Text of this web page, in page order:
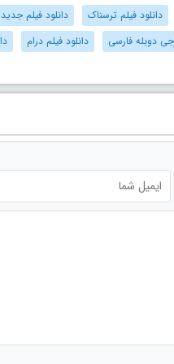
دانلود فیلم ترسناک
دانلود فیلم جدید
دوبله فارسی دانلود فیلم درام